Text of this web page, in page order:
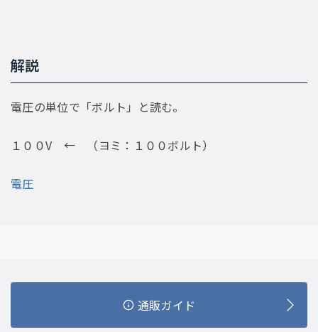
解説
電圧の単位で「ボルト」と読む。
１００V ← （ヨミ：１００ボルト）
電圧
通販ガイド